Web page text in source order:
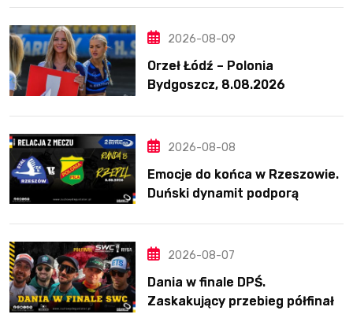
2026-08-09
Orzeł Łódź – Polonia
Bydgoszcz, 8.08.2026
2026-08-08
Emocje do końca w Rzeszowie.
Duński dynamit podporą
2026-08-07
Dania w finale DPŚ.
Zaskakujący przebieg półfinału